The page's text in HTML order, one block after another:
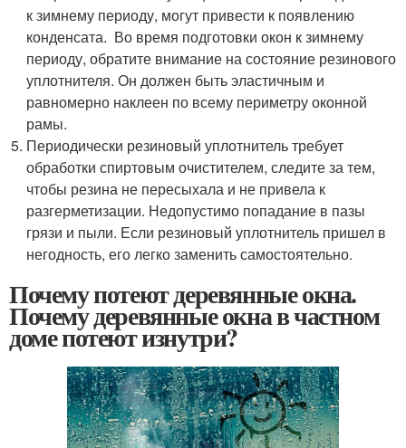
к зимнему периоду, могут привести к появлению
конденсата. Во время подготовки окон к зимнему
периоду, обратите внимание на состояние резинового
уплотнителя. Он должен быть эластичным и
равномерно наклеен по всему периметру оконной
рамы.
Периодически резиновый уплотнитель требует
обработки спиртовым очистителем, следите за тем,
чтобы резина не пересыхала и не привела к
разгерметизации. Недопустимо попадание в пазы
грязи и пыли. Если резиновый уплотнитель пришел в
негодность, его легко заменить самостоятельно.
Почему потеют деревянные окна.
Почему деревянные окна в частном
доме потеют изнутри?